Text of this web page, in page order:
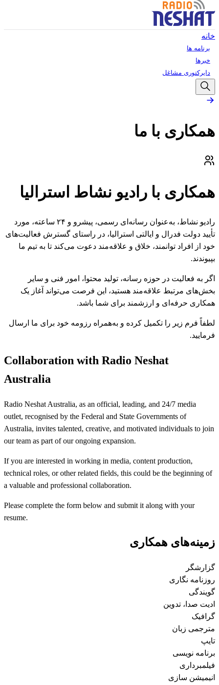
خانه
برنامه ها
خبرها
دایرکتوری مشاغل
همکاری با ما
همکاری با رادیو نشاط استرالیا
رادیو نشاط، به‌عنوان رسانه‌ای رسمی، پیشرو و ۲۴ ساعته، مورد
تأیید دولت فدرال و ایالتی استرالیا، در راستای گسترش فعالیت‌های
خود از افراد توانمند، خلاق و علاقه‌مند دعوت می‌کند تا به تیم ما
بپیوندند.
اگر به فعالیت در حوزه رسانه، تولید محتوا، امور فنی و سایر
بخش‌های مرتبط علاقه‌مند هستید، این فرصت می‌تواند آغاز یک
همکاری حرفه‌ای و ارزشمند برای شما باشد.
لطفاً فرم زیر را تکمیل کرده و به‌همراه رزومه خود برای ما ارسال
فرمایید.
Collaboration with Radio Neshat
Australia
Radio Neshat Australia, as an official, leading, and 24/7 media
outlet, recognised by the Federal and State Governments of
Australia, invites talented, creative, and motivated individuals to join
our team as part of our ongoing expansion.
If you are interested in working in media, content production,
technical roles, or other related fields, this could be the beginning of
a valuable and professional collaboration.
Please complete the form below and submit it along with your
resume.
زمینه‌های همکاری
گزارشگر
روزنامه نگاری
گویندگی
ادیت صدا، تدوین
گرافیک
مترجمی زبان
تایپ
برنامه نویسی
فیلمبرداری
انیمیشن سازی